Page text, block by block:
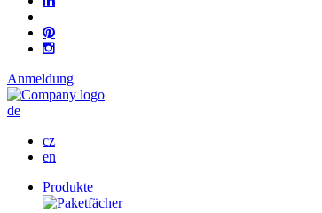
Anmeldung
de
cz
en
Produkte